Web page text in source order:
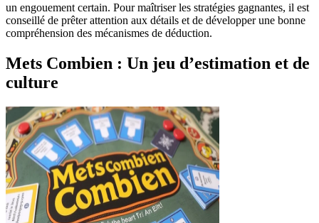
un engouement certain. Pour maîtriser les stratégies gagnantes, il est
conseillé de prêter attention aux détails et de développer une bonne
compréhension des mécanismes de déduction.
Mets Combien : Un jeu d’estimation et de
culture